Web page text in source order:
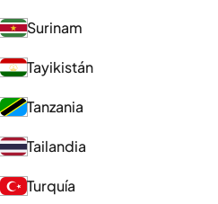
Surinam
Tayikistán
Tanzania
Tailandia
Turquía